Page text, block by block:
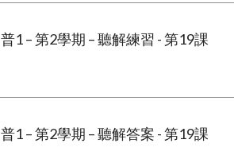
普1 – 第2學期 – 聽解練習 - 第19課
普1 – 第2學期 – 聽解答案 - 第19課